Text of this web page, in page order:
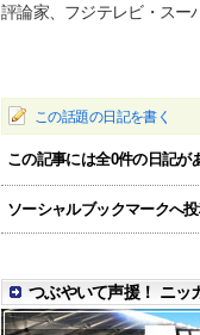
評論家、フジテレビ・スー
この話題の日記を書く
この記事には全0件の日記が
ソーシャルブックマークへ
つぶやいて声援！ ニッ